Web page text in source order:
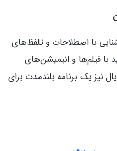
با اصطلاحات و تلفظ‌های
با فیلم‌ها و انیمیشن‌های
نیز یک برنامه بلندمدت برای